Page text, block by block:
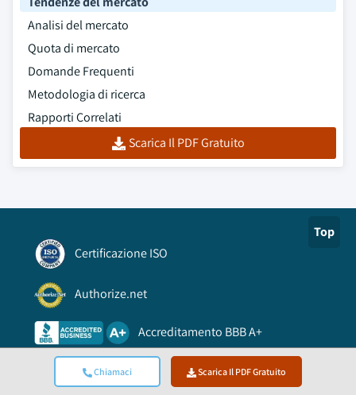
Chiamaci Scarica Il PDF Gratuito
Analisi del mercato
Quota di mercato
Domande Frequenti
Metodologia di ricerca
Rapporti Correlati
Scarica Il PDF Gratuito
Top
Certificazione ISO
Authorize.net
Accreditamento BBB A+
Viking Cloud Trusted